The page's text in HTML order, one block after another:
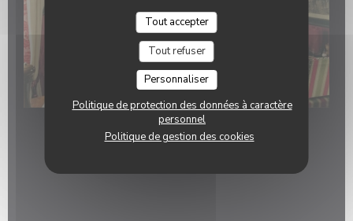
Tout accepter
Tout refuser
Personnaliser
Politique de protection des données à caractère
personnel
Politique de gestion des cookies
Visite virtuelle